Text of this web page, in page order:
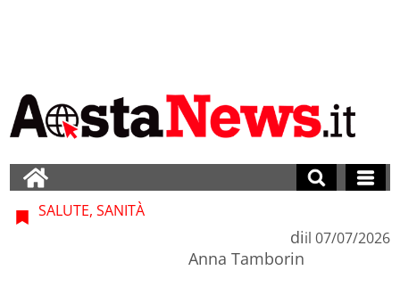
SALUTE, SANITÀ
di
Anna Tamborin
il 07/07/2026